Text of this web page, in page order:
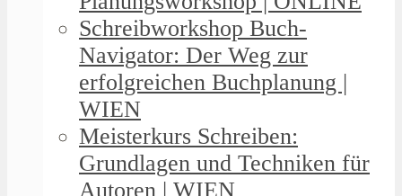
Schreibworkshop Buch-
Navigator: Der Weg zur
erfolgreichen Buchplanung |
WIEN
Meisterkurs Schreiben:
Grundlagen und Techniken für
Autoren | WIEN